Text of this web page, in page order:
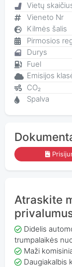
Vietų
Vieneto Nr
Kilmės šalis
Pirmosios
Durys
Fuel
Emisijos
CO₂
Spalva
Atraskite
Didelis
trumpalaikės
Maži
Daugiakalbis